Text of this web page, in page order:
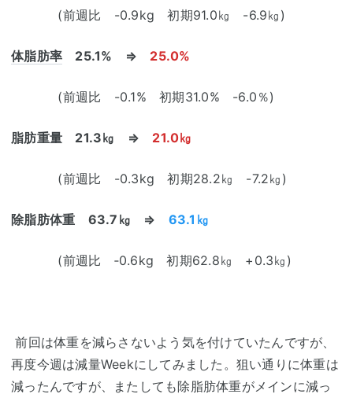
(前週比 -0.9kg 初期91.0㎏ -6.9㎏)
体脂肪率 25.1% ⇒ 25.0%
(前週比 -0.1% 初期31.0% -6.0％)
脂肪重量 21.3㎏ ⇒ 21.0㎏
(前週比 -0.3kg 初期28.2㎏ -7.2㎏)
除脂肪体重 63.7㎏ ⇒ 63.1㎏
(前週比 ‐0.6kg 初期62.8㎏ +0.3㎏)
前回は体重を減らさないよう気を付けていたんですが、
再度今週は減量Weekにしてみました。狙い通りに体重は
減ったんですが、またしても除脂肪体重がメインに減っ